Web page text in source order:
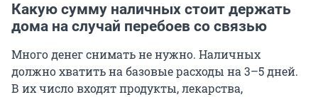
Какую сумму наличных стоит держать
дома на случай перебоев со связью
Много денег снимать не нужно. Наличных
должно хватить на базовые расходы на 3–5 дней.
В их число входят продукты, лекарства,